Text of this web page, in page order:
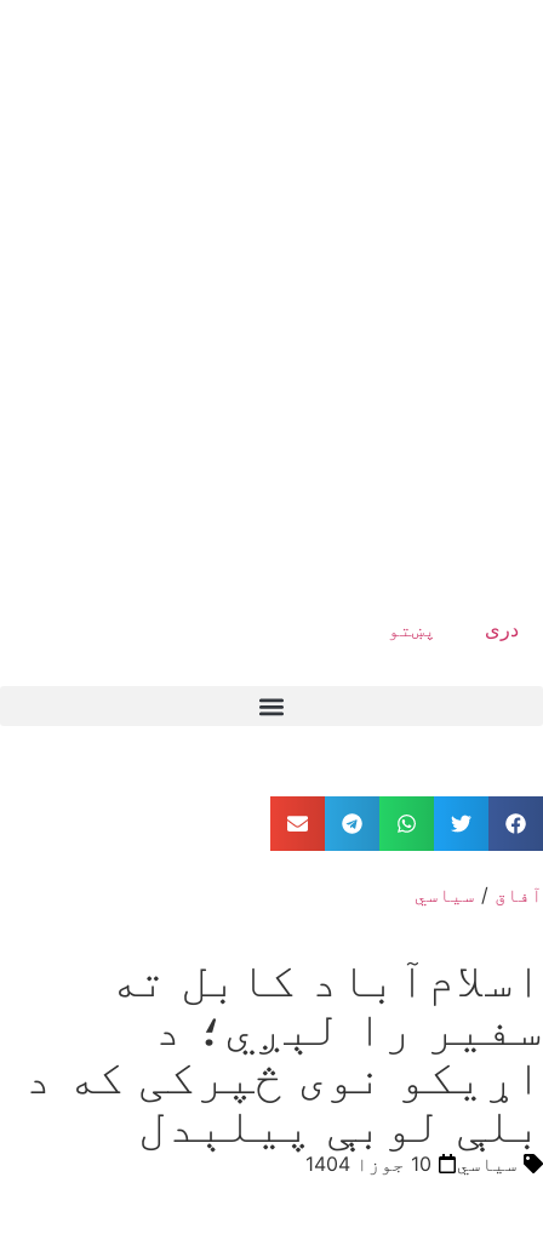
دری پښتو
آفاق / سیاسي
اسلام‌آباد کابل ته
سفیر را لېږي؛ د
اړیکو نوی څپرکی که د
بلې لوبې پیلېدل
سیاسي 10 جوزا 1404